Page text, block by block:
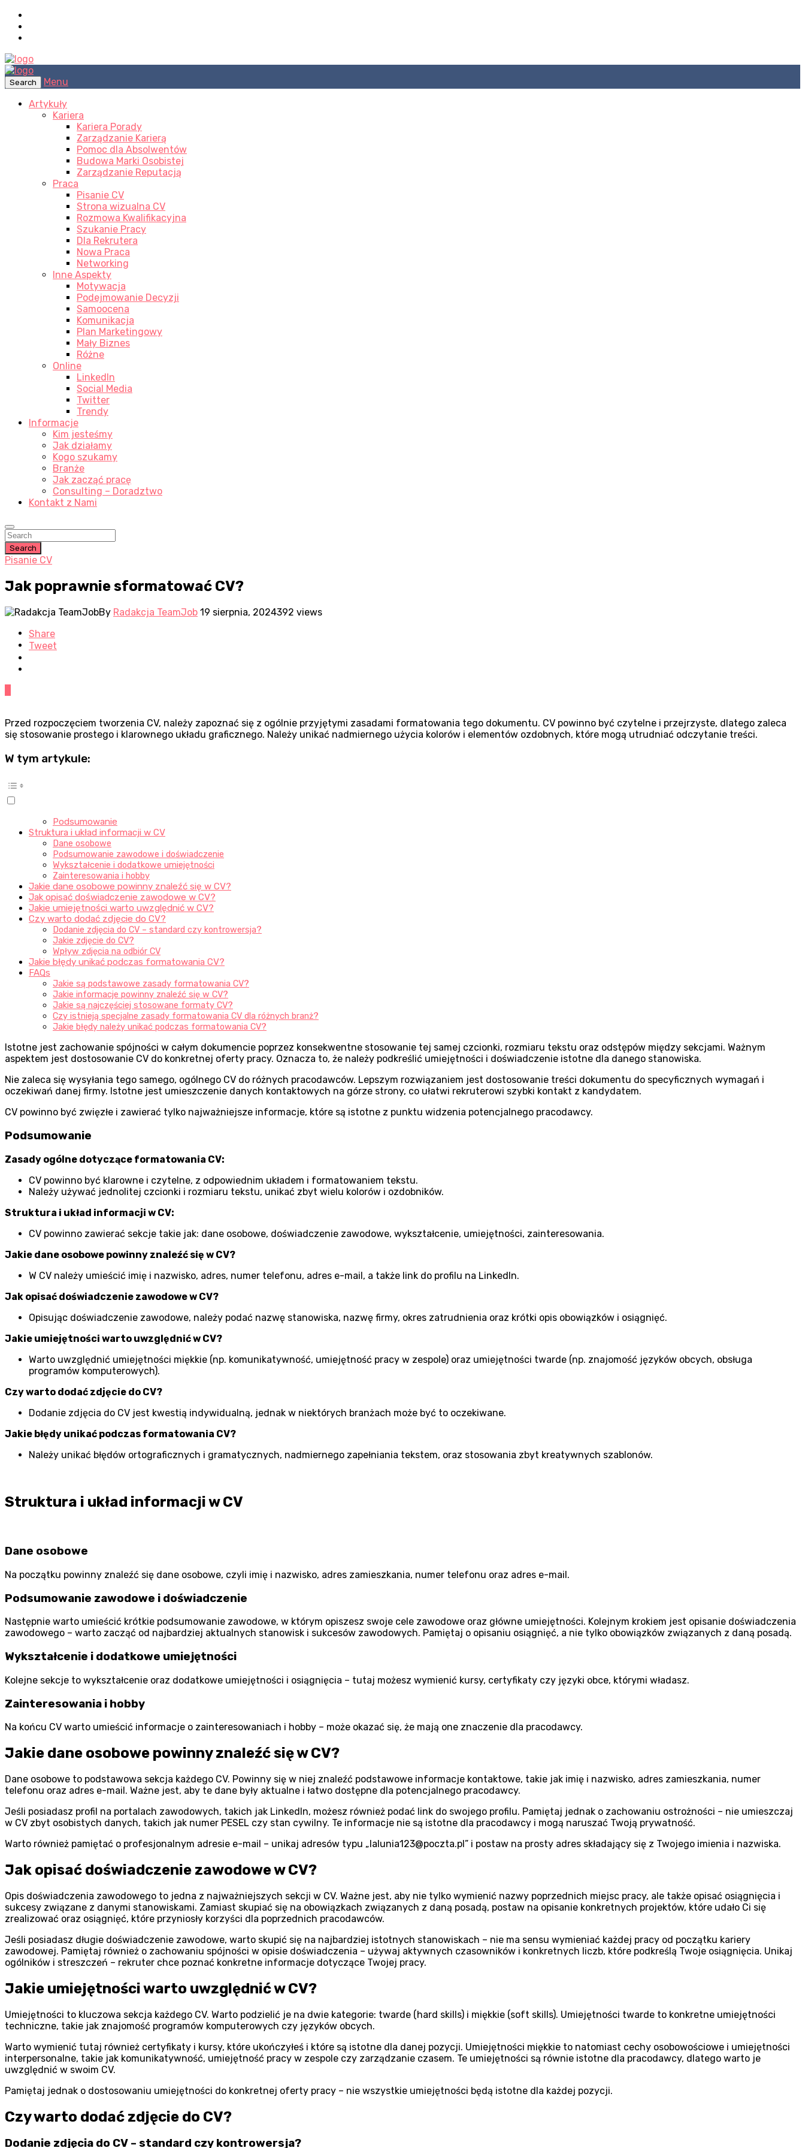
Search
Menu
Artykuły
Kariera
Kariera Porady
Zarządzanie Karierą
Pomoc dla Absolwentów
Budowa Marki Osobistej
Zarządzanie Reputacją
Praca
Pisanie CV
Strona wizualna CV
Rozmowa Kwalifikacyjna
Szukanie Pracy
Dla Rekrutera
Nowa Praca
Networking
Inne Aspekty
Motywacja
Podejmowanie Decyzji
Samoocena
Komunikacja
Plan Marketingowy
Mały Biznes
Różne
Online
LinkedIn
Social Media
Twitter
Trendy
Informacje
Kim jesteśmy
Jak działamy
Kogo szukamy
Branże
Jak zacząć pracę
Consulting – Doradztwo
Kontakt z Nami
Search
Pisanie CV
Jak poprawnie sformatować CV?
By Radakcja TeamJob 19 sierpnia, 2024392 views
Share
Tweet
Przed rozpoczęciem tworzenia CV, należy zapoznać się z ogólnie przyjętymi zasadami formatowania tego dokumentu. CV powinno być czytelne i przejrzyste, dlatego zaleca
się stosowanie prostego i klarownego układu graficznego. Należy unikać nadmiernego użycia kolorów i elementów ozdobnych, które mogą utrudniać odczytanie treści.
W tym artykule:
Podsumowanie
Struktura i układ informacji w CV
Dane osobowe
Podsumowanie zawodowe i doświadczenie
Wykształcenie i dodatkowe umiejętności
Zainteresowania i hobby
Jakie dane osobowe powinny znaleźć się w CV?
Jak opisać doświadczenie zawodowe w CV?
Jakie umiejętności warto uwzględnić w CV?
Czy warto dodać zdjęcie do CV?
Dodanie zdjęcia do CV – standard czy kontrowersja?
Jakie zdjęcie do CV?
Wpływ zdjęcia na odbiór CV
Jakie błędy unikać podczas formatowania CV?
FAQs
Jakie są podstawowe zasady formatowania CV?
Jakie informacje powinny znaleźć się w CV?
Jakie są najczęściej stosowane formaty CV?
Czy istnieją specjalne zasady formatowania CV dla różnych branż?
Jakie błędy należy unikać podczas formatowania CV?
Istotne jest zachowanie spójności w całym dokumencie poprzez konsekwentne stosowanie tej samej czcionki, rozmiaru tekstu oraz odstępów między sekcjami. Ważnym
aspektem jest dostosowanie CV do konkretnej oferty pracy. Oznacza to, że należy podkreślić umiejętności i doświadczenie istotne dla danego stanowiska.
Nie zaleca się wysyłania tego samego, ogólnego CV do różnych pracodawców. Lepszym rozwiązaniem jest dostosowanie treści dokumentu do specyficznych wymagań i
oczekiwań danej firmy. Istotne jest umieszczenie danych kontaktowych na górze strony, co ułatwi rekruterowi szybki kontakt z kandydatem.
CV powinno być zwięzłe i zawierać tylko najważniejsze informacje, które są istotne z punktu widzenia potencjalnego pracodawcy.
Podsumowanie
Zasady ogólne dotyczące formatowania CV:
CV powinno być klarowne i czytelne, z odpowiednim układem i formatowaniem tekstu.
Należy używać jednolitej czcionki i rozmiaru tekstu, unikać zbyt wielu kolorów i ozdobników.
Struktura i układ informacji w CV:
CV powinno zawierać sekcje takie jak: dane osobowe, doświadczenie zawodowe, wykształcenie, umiejętności, zainteresowania.
Jakie dane osobowe powinny znaleźć się w CV?
W CV należy umieścić imię i nazwisko, adres, numer telefonu, adres e-mail, a także link do profilu na LinkedIn.
Jak opisać doświadczenie zawodowe w CV?
Opisując doświadczenie zawodowe, należy podać nazwę stanowiska, nazwę firmy, okres zatrudnienia oraz krótki opis obowiązków i osiągnięć.
Jakie umiejętności warto uwzględnić w CV?
Warto uwzględnić umiejętności miękkie (np. komunikatywność, umiejętność pracy w zespole) oraz umiejętności twarde (np. znajomość języków obcych, obsługa
programów komputerowych).
Czy warto dodać zdjęcie do CV?
Dodanie zdjęcia do CV jest kwestią indywidualną, jednak w niektórych branżach może być to oczekiwane.
Jakie błędy unikać podczas formatowania CV?
Należy unikać błędów ortograficznych i gramatycznych, nadmiernego zapełniania tekstem, oraz stosowania zbyt kreatywnych szablonów.
Struktura i układ informacji w CV
Dane osobowe
Na początku powinny znaleźć się dane osobowe, czyli imię i nazwisko, adres zamieszkania, numer telefonu oraz adres e-mail.
Podsumowanie zawodowe i doświadczenie
Następnie warto umieścić krótkie podsumowanie zawodowe, w którym opiszesz swoje cele zawodowe oraz główne umiejętności. Kolejnym krokiem jest opisanie doświadczenia
zawodowego – warto zacząć od najbardziej aktualnych stanowisk i sukcesów zawodowych. Pamiętaj o opisaniu osiągnięć, a nie tylko obowiązków związanych z daną posadą.
Wykształcenie i dodatkowe umiejętności
Kolejne sekcje to wykształcenie oraz dodatkowe umiejętności i osiągnięcia – tutaj możesz wymienić kursy, certyfikaty czy języki obce, którymi władasz.
Zainteresowania i hobby
Na końcu CV warto umieścić informacje o zainteresowaniach i hobby – może okazać się, że mają one znaczenie dla pracodawcy.
Jakie dane osobowe powinny znaleźć się w CV?
Dane osobowe to podstawowa sekcja każdego CV. Powinny się w niej znaleźć podstawowe informacje kontaktowe, takie jak imię i nazwisko, adres zamieszkania, numer
telefonu oraz adres e-mail. Ważne jest, aby te dane były aktualne i łatwo dostępne dla potencjalnego pracodawcy.
Jeśli posiadasz profil na portalach zawodowych, takich jak LinkedIn, możesz również podać link do swojego profilu. Pamiętaj jednak o zachowaniu ostrożności – nie umieszczaj
w CV zbyt osobistych danych, takich jak numer PESEL czy stan cywilny. Te informacje nie są istotne dla pracodawcy i mogą naruszać Twoją prywatność.
Warto również pamiętać o profesjonalnym adresie e-mail – unikaj adresów typu „lalunia123@poczta.pl” i postaw na prosty adres składający się z Twojego imienia i nazwiska.
Jak opisać doświadczenie zawodowe w CV?
Opis doświadczenia zawodowego to jedna z najważniejszych sekcji w CV. Ważne jest, aby nie tylko wymienić nazwy poprzednich miejsc pracy, ale także opisać osiągnięcia i
sukcesy związane z danymi stanowiskami. Zamiast skupiać się na obowiązkach związanych z daną posadą, postaw na opisanie konkretnych projektów, które udało Ci się
zrealizować oraz osiągnięć, które przyniosły korzyści dla poprzednich pracodawców.
Jeśli posiadasz długie doświadczenie zawodowe, warto skupić się na najbardziej istotnych stanowiskach – nie ma sensu wymieniać każdej pracy od początku kariery
zawodowej. Pamiętaj również o zachowaniu spójności w opisie doświadczenia – używaj aktywnych czasowników i konkretnych liczb, które podkreślą Twoje osiągnięcia. Unikaj
ogólników i streszczeń – rekruter chce poznać konkretne informacje dotyczące Twojej pracy.
Jakie umiejętności warto uwzględnić w CV?
Umiejętności to kluczowa sekcja każdego CV. Warto podzielić je na dwie kategorie: twarde (hard skills) i miękkie (soft skills). Umiejętności twarde to konkretne umiejętności
techniczne, takie jak znajomość programów komputerowych czy języków obcych.
Warto wymienić tutaj również certyfikaty i kursy, które ukończyłeś i które są istotne dla danej pozycji. Umiejętności miękkie to natomiast cechy osobowościowe i umiejętności
interpersonalne, takie jak komunikatywność, umiejętność pracy w zespole czy zarządzanie czasem. Te umiejętności są równie istotne dla pracodawcy, dlatego warto je
uwzględnić w swoim CV.
Pamiętaj jednak o dostosowaniu umiejętności do konkretnej oferty pracy – nie wszystkie umiejętności będą istotne dla każdej pozycji.
Czy warto dodać zdjęcie do CV?
Dodanie zdjęcia do CV – standard czy kontrowersja?